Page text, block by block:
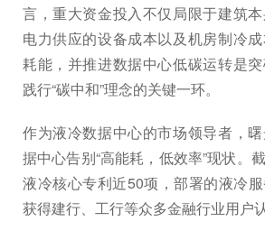
言，重大资金投入不仅局限于建筑
电力供应的设备成本以及机房制冷
耗能，并推进数据中心低碳运转是突
践行“碳中和”理念的关键一环。
作为液冷数据中心的市场领导者，
据中心告别“高能耗，低效率”现状。
液冷核心专利近50项，部署的液冷
获得建行、工行等众多金融行业用户认